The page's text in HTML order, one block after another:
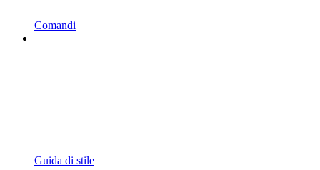
Comandi
Guida di stile